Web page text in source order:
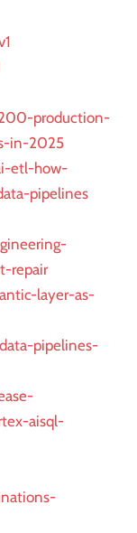
production-
in-2025
etl-how-
pipelines
repair
layer-as-
pipelines-
aisql-